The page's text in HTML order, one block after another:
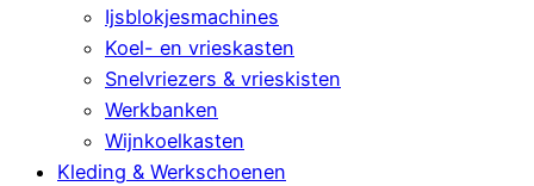
Ijsblokjesmachines
Koel- en vrieskasten
Snelvriezers & vrieskisten
Werkbanken
Wijnkoelkasten
Kleding & Werkschoenen